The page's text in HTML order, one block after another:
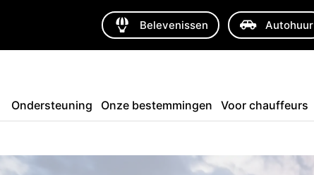
Belevenissen Autohuur
Ondersteuning Onze bestemmingen Voor chauffeurs